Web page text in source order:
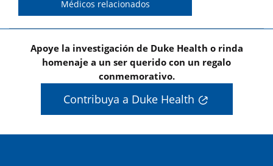
Médicos relacionados
Apoye la investigación de Duke Health o rinda
homenaje a un ser querido con un regalo
conmemorativo.
Contribuya a Duke Health